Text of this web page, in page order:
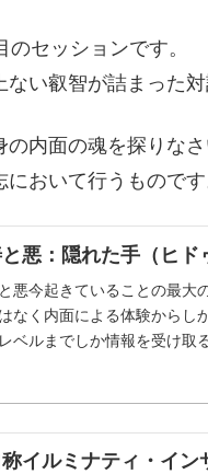
セッションです。
い叡智が詰まった対
の内面の魂を探りな
おいて行うものです
悪：隠れた手（ヒド
悪今起きていることの最大
なく内面による体験からし
ベルまでしか情報を受け取
称イルミナティ・イ